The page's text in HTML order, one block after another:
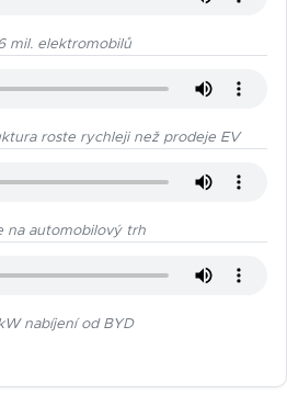
mil. elektromobilů
roste rychleji než prodeje EV
na automobilový trh
nabíjení od BYD